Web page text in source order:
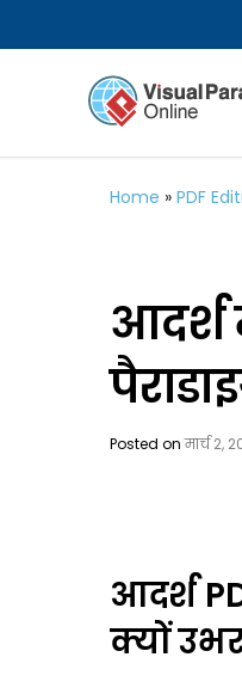
Home » PDF
Posted onमार्च 2,
आदर्श
क्यों